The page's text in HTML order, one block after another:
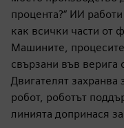
процента?“ ИИ
как всички части от
Машините,
свързани във верига
Двигателят
робот, роботът
линията допринася